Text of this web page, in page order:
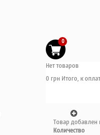
0
Нет товаров
0 грн Итого, к
Товар добавлен
Количество